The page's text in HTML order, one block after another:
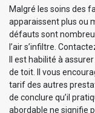
Malgré les soins des
apparaissent plus ou
défauts sont
l’air s’infiltre.
Il est habilité à
de toit. Il vous
tarif des autres
de conclure qu’il
abordable ne signifie